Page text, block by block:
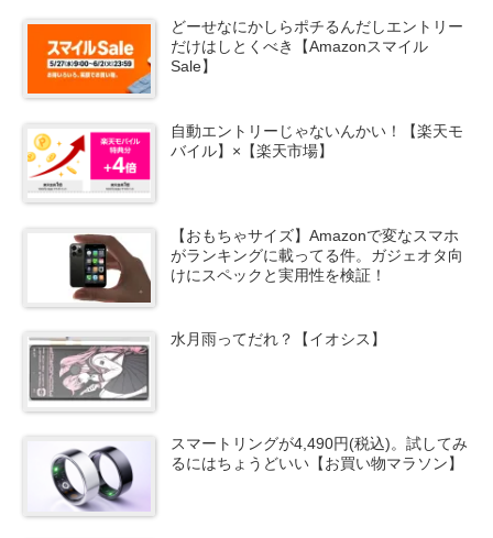
どーせなにかしらポチるんだしエントリー
だけはしとくべき【Amazonスマイル
Sale】
自動エントリーじゃないんかい！【楽天モ
バイル】×【楽天市場】
【おもちゃサイズ】Amazonで変なスマホ
がランキングに載ってる件。ガジェオタ向
けにスペックと実用性を検証！
水月雨ってだれ？【イオシス】
スマートリングが4,490円(税込)。試してみ
るにはちょうどいい【お買い物マラソン】